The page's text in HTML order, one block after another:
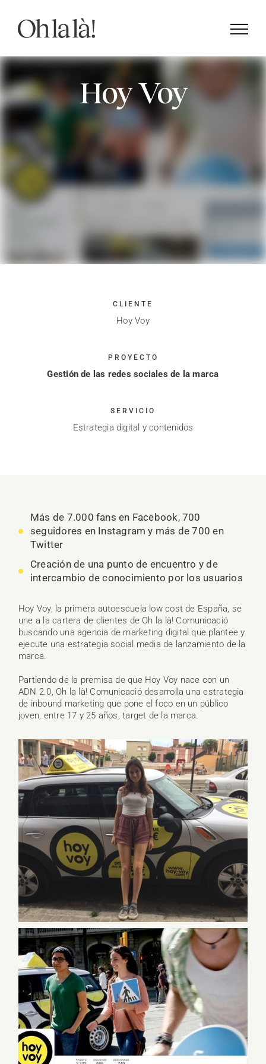
contenido
Hoy Voy
CLIENTE
Hoy Voy
PROYECTO
Gestión de las redes sociales de la marca
SERVICIO
Estrategia digital y contenidos
Más de 7.000 fans en Facebook, 700
seguidores en Instagram y más de 700 en
Twitter
Creación de una punto de encuentro y de
intercambio de conocimiento por los usuarios
Hoy Voy, la primera autoescuela low cost de España, se
une a la cartera de clientes de Oh la là! Comunicació
buscando una agencia de marketing digital que plantee y
ejecute una estrategia social media de lanzamiento de la
marca.
Partiendo de la premisa de que Hoy Voy nace con un
ADN 2.0, Oh la là! Comunicació desarrolla una estrategia
de inbound marketing que pone el foco en un público
joven, entre 17 y 25 años, target de la marca.